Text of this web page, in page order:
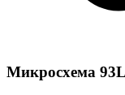
Микросхема